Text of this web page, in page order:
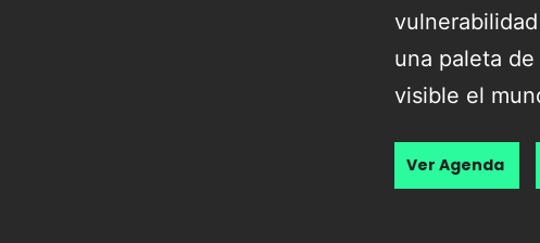
una paleta
visible el
Ver Agenda